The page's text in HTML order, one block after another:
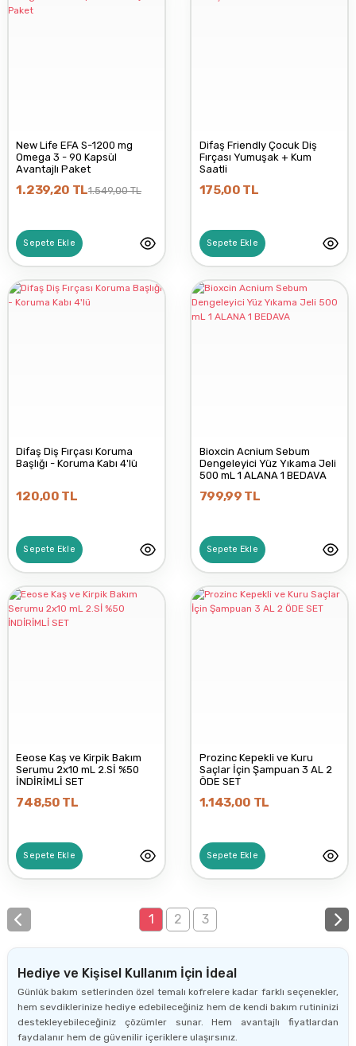
New Life EFA S-1200 mg
Omega 3 - 90 Kapsül
Avantajlı Paket
1.239,20 TL1.549,00 TL
Sepete Ekle
Difaş Friendly Çocuk Diş
Fırçası Yumuşak + Kum
Saatli
175,00 TL
Sepete Ekle
Difaş Diş Fırçası Koruma
Başlığı - Koruma Kabı 4'lü
120,00 TL
Sepete Ekle
Bioxcin Acnium Sebum
Dengeleyici Yüz Yıkama Jeli
500 mL 1 ALANA 1 BEDAVA
799,99 TL
Sepete Ekle
Eeose Kaş ve Kirpik Bakım
Serumu 2x10 mL 2.Sİ %50
İNDİRİMLİ SET
748,50 TL
Sepete Ekle
Prozinc Kepekli ve Kuru
Saçlar İçin Şampuan 3 AL 2
ÖDE SET
1.143,00 TL
Sepete Ekle
1 2 3
Hediye ve Kişisel Kullanım İçin İdeal
Günlük bakım setlerinden özel temalı kofrelere kadar farklı seçenekler,
hem sevdiklerinize hediye edebileceğiniz hem de kendi bakım rutininizi
destekleyebileceğiniz çözümler sunar. Hem avantajlı fiyatlardan
faydalanır hem de güvenilir içeriklere ulaşırsınız.